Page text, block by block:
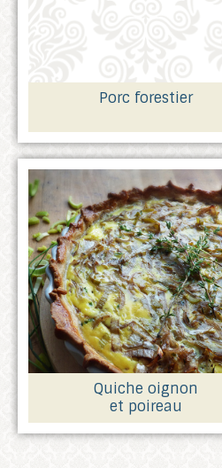
Porc forestier
Quiche oignon
et poireau